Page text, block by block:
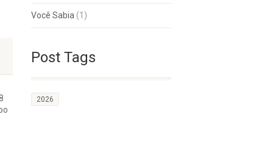
Você Sabia (1)
Post Tags
2026